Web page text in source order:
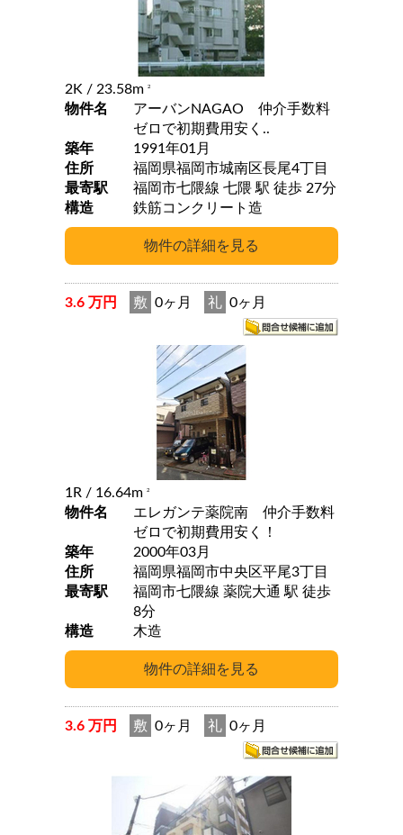
2K / 23.58m 2
物件名
アーバンNAGAO 仲介手数料
ゼロで初期費用安く..
築年
1991年01月
住所
福岡県福岡市城南区長尾4丁目
最寄駅
福岡市七隈線 七隈 駅 徒歩 27分
構造
鉄筋コンクリート造
3.6 万円 敷 0ヶ月 礼 0ヶ月
1R / 16.64m 2
物件名
エレガンテ薬院南 仲介手数料
ゼロで初期費用安く！
築年
2000年03月
住所
福岡県福岡市中央区平尾3丁目
最寄駅
福岡市七隈線 薬院大通 駅 徒歩
8分
構造
木造
3.6 万円 敷 0ヶ月 礼 0ヶ月